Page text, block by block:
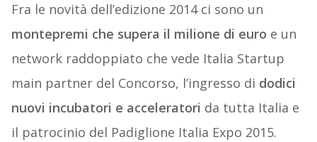
Fra le novità dell’edizione 2014 ci sono un
montepremi che supera il milione di euro e un
network raddoppiato che vede Italia Startup
main partner del Concorso, l’ingresso di dodici
nuovi incubatori e acceleratori da tutta Italia e
il patrocinio del Padiglione Italia Expo 2015.